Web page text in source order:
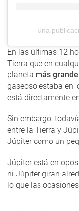
Una
En las últimas 12
Tierra que en
planeta más grande
gaseoso estaba en
está directamente
Sin embargo,
entre la Tierra y
Júpiter como un
Júpiter está en
ni Júpiter giran
lo que las